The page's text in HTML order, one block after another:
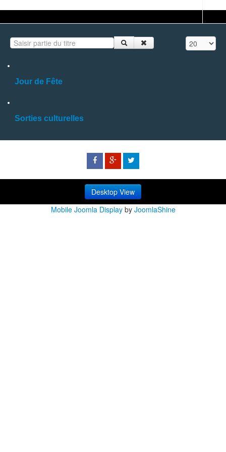
Saisir partie du titre Affichage #
Jour de Fête
Sorties culturelles
Desktop View
Mobile Joomla Displayby JoomlaShine